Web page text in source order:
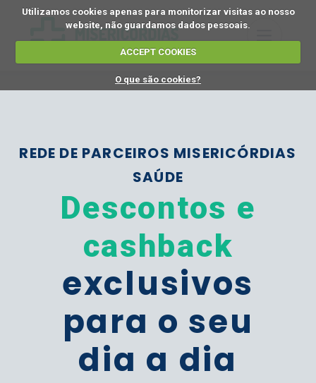
Utilizamos cookies apenas para monitorizar visitas ao nosso
website, não guardamos dados pessoais.
ACCEPT COOKIES
O que são cookies?
REDE DE PARCEIROS MISERICÓRDIAS
SAÚDE
Descontos e
cashback
exclusivos
para o seu
dia a dia